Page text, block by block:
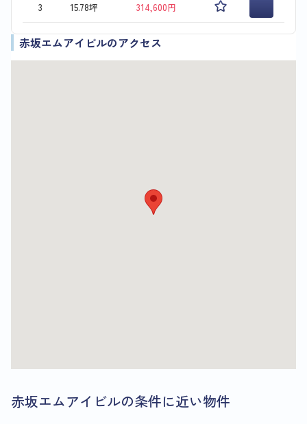
3
15.78坪 314,600円
赤坂エムアイビルのアクセス
赤坂エムアイビルの条件に近い物件